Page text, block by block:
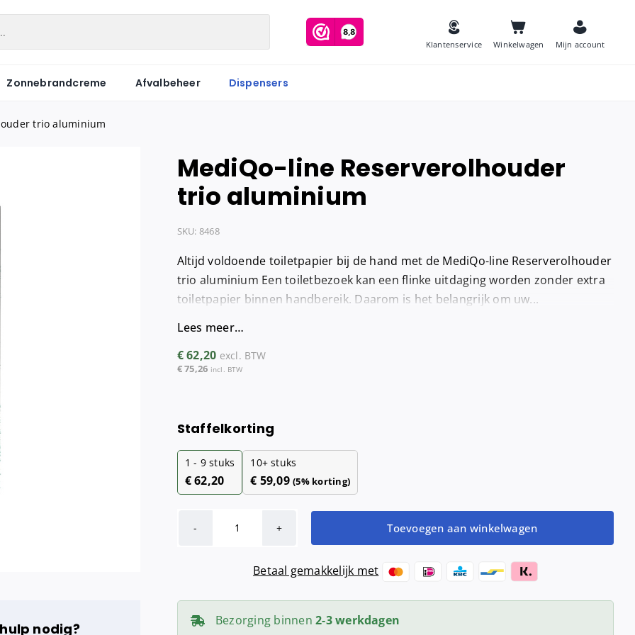
Klantenservice Winkelwagen Mijn account
Hygiënezakjes
Maandverband
Hygiënebak navulling
Hygienezakjes houder
Toiletborstels
Babyverschoontafels
Industriepapier
Onderzoeksbankrollen
Tissues
Zonnebrandcreme Afvalbeheer Dispensers
trio aluminium
nodig?
MediQo-line Reserverolhouder
trio aluminium
SKU: 8468
Altijd voldoende toiletpapier bij de hand met de MediQo-line Reserverolhouder
trio aluminium Een toiletbezoek kan een flinke uitdaging worden zonder extra
toiletpapier binnen handbereik. Daarom is het belangrijk om uw...
Lees meer…
€62,20 excl. BTW
€75,26 incl. BTW
Staffelkorting
1 - 9stuks
€62,20
10+ stuks
€ 59,09 (5% korting)
MediQo-
Reserverolhouder
aluminium
aantal
Toevoegen aan winkelwagen
Betaal gemakkelijk met
Bezorging binnen2-3 werkdagen